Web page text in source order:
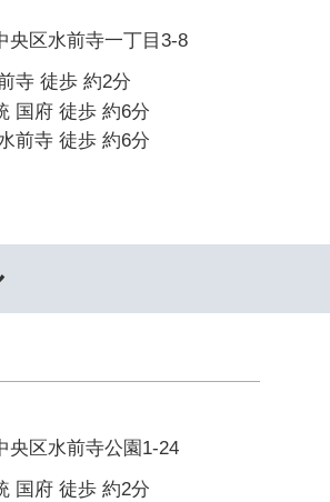
央区水前寺一丁目3-8
寺 徒歩 約2分
国府 徒歩 約6分
前寺 徒歩 約6分
央区水前寺公園1-24
国府 徒歩 約2分